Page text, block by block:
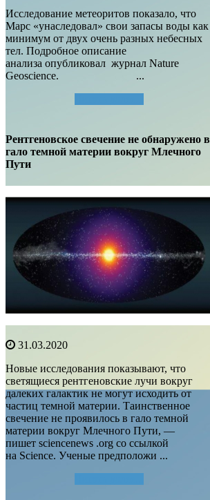
Исследование метеоритов показало, что
Марс «унаследовал» свои запасы воды как
минимум от двух очень разных небесных
тел. Подробное описание
анализа опубликовал журнал Nature
Geoscience. ...
Рентгеновское свечение не обнаружено в
гало темной материи вокруг Млечного
Пути
31.03.2020
Новые исследования показывают, что
светящиеся рентгеновские лучи вокруг
далеких галактик не могут исходить от
частиц темной материи. Таинственное
свечение не проявилось в гало темной
материи вокруг Млечного Пути, —
пишет sciencenews .org со ссылкой
на Science. Ученые предположи ...